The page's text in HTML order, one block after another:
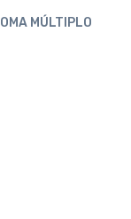
MÚLTIPLO